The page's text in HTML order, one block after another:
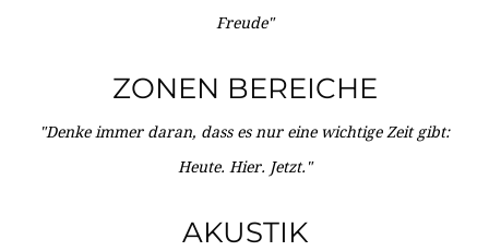
Freude"
ZONEN BEREICHE
"Denke immer daran, dass es nur eine wichtige Zeit gibt:
Heute. Hier. Jetzt."
AKUSTIK